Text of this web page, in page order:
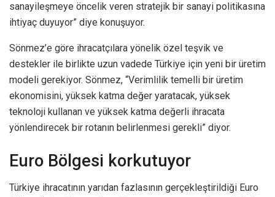
sanayileşmeye öncelik veren stratejik bir sanayi politikasına
ihtiyaç duyuyor” diye konuşuyor.
Sönmez’e göre ihracatçılara yönelik özel teşvik ve
destekler ile birlikte uzun vadede Türkiye için yeni bir üretim
modeli gerekiyor. Sönmez, “Verimlilik temelli bir üretim
ekonomisini, yüksek katma değer yaratacak, yüksek
teknoloji kullanan ve yüksek katma değerli ihracata
yönlendirecek bir rotanın belirlenmesi gerekli” diyor.
Euro Bölgesi korkutuyor
Türkiye ihracatının yarıdan fazlasının gerçekleştirildiği Euro